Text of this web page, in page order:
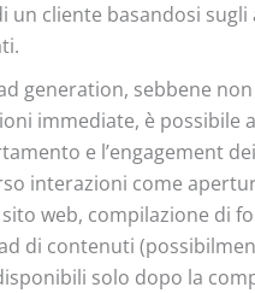
un cliente basandosi sugli
generation, sebbene
immediate, è possibile
e l’engagement
interazioni come
web, compilazione di
di contenuti
solo dopo la